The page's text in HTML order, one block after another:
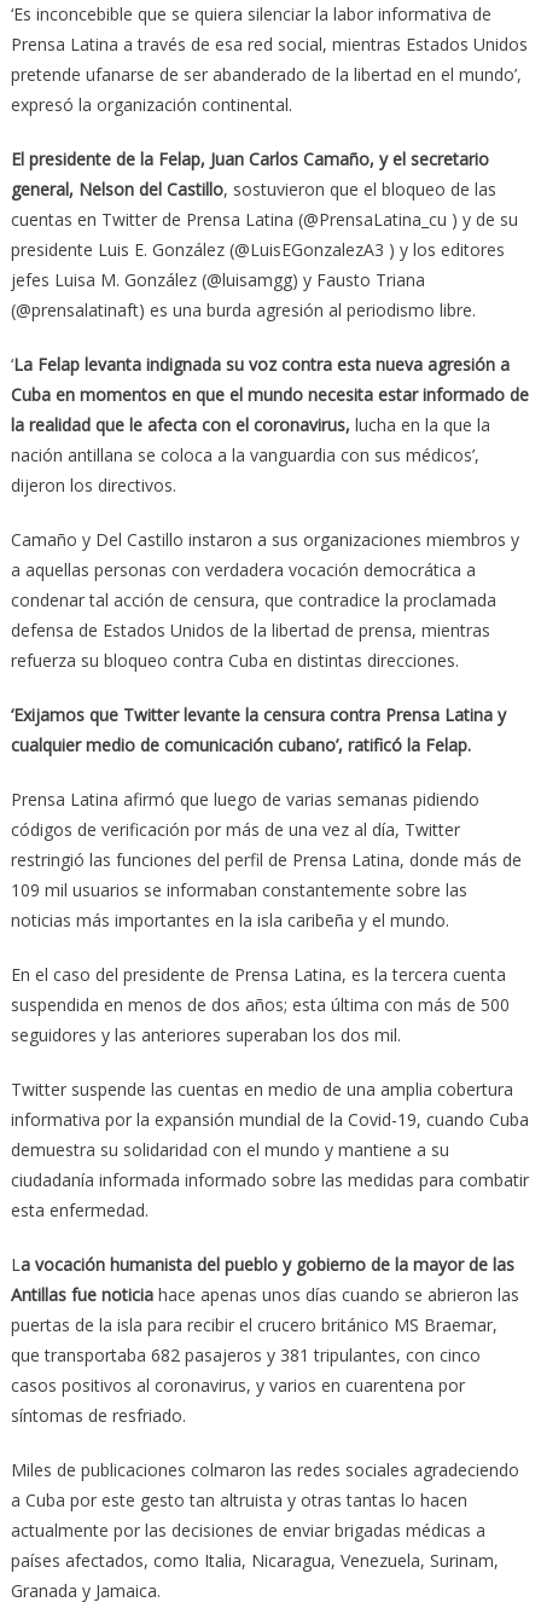
‘Es inconcebible que se quiera silenciar la labor informativa de
Prensa Latina a través de esa red social, mientras Estados Unidos
pretende ufanarse de ser abanderado de la libertad en el mundo’,
expresó la organización continental.
El presidente de la Felap, Juan Carlos Camaño, y el secretario
general, Nelson del Castillo, sostuvieron que el bloqueo de las
cuentas en Twitter de Prensa Latina (@PrensaLatina_cu ) y de su
presidente Luis E. González (@LuisEGonzalezA3 ) y los editores
jefes Luisa M. González (@luisamgg) y Fausto Triana
(@prensalatinaft) es una burda agresión al periodismo libre.
‘La Felap levanta indignada su voz contra esta nueva agresión a
Cuba en momentos en que el mundo necesita estar informado de
la realidad que le afecta con el coronavirus, lucha en la que la
nación antillana se coloca a la vanguardia con sus médicos’,
dijeron los directivos.
Camaño y Del Castillo instaron a sus organizaciones miembros y
a aquellas personas con verdadera vocación democrática a
condenar tal acción de censura, que contradice la proclamada
defensa de Estados Unidos de la libertad de prensa, mientras
refuerza su bloqueo contra Cuba en distintas direcciones.
‘Exijamos que Twitter levante la censura contra Prensa Latina y
cualquier medio de comunicación cubano’, ratificó la Felap.
Prensa Latina afirmó que luego de varias semanas pidiendo
códigos de verificación por más de una vez al día, Twitter
restringió las funciones del perfil de Prensa Latina, donde más de
109 mil usuarios se informaban constantemente sobre las
noticias más importantes en la isla caribeña y el mundo.
En el caso del presidente de Prensa Latina, es la tercera cuenta
suspendida en menos de dos años; esta última con más de 500
seguidores y las anteriores superaban los dos mil.
Twitter suspende las cuentas en medio de una amplia cobertura
informativa por la expansión mundial de la Covid-19, cuando Cuba
demuestra su solidaridad con el mundo y mantiene a su
ciudadanía informada informado sobre las medidas para combatir
esta enfermedad.
L a vocación humanista del pueblo y gobierno de la mayor de las
Antillas fue noticiahace apenas unos días cuando se abrieron las
puertas de la isla para recibir el crucero británico MS Braemar,
que transportaba 682 pasajeros y 381 tripulantes, con cinco
casos positivos al coronavirus, y varios en cuarentena por
síntomas de resfriado.
Miles de publicaciones colmaron las redes sociales agradeciendo
a Cuba por este gesto tan altruista y otras tantas lo hacen
actualmente por las decisiones de enviar brigadas médicas a
países afectados, como Italia, Nicaragua, Venezuela, Surinam,
Granada y Jamaica.